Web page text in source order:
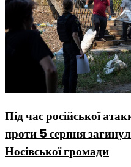
Під час російської
проти 5 серпня
Носівської громади